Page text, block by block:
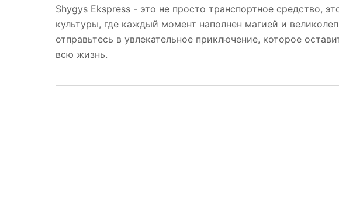
Shygys Ekspress - это не просто транспортное средство,
культуры, где каждый момент наполнен магией и
отправьтесь в увлекательное приключение, которое
всю жизнь.